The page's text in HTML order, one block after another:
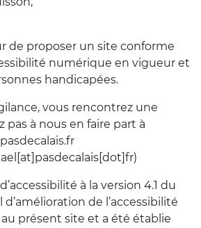
de proposer un site conforme
numérique en vigueur et
handicapées.
vous rencontrez une
pas à nous en faire part à
pasdecalais.fr
à la version 4.1 du
de l’accessibilité
au présent site et a été établie